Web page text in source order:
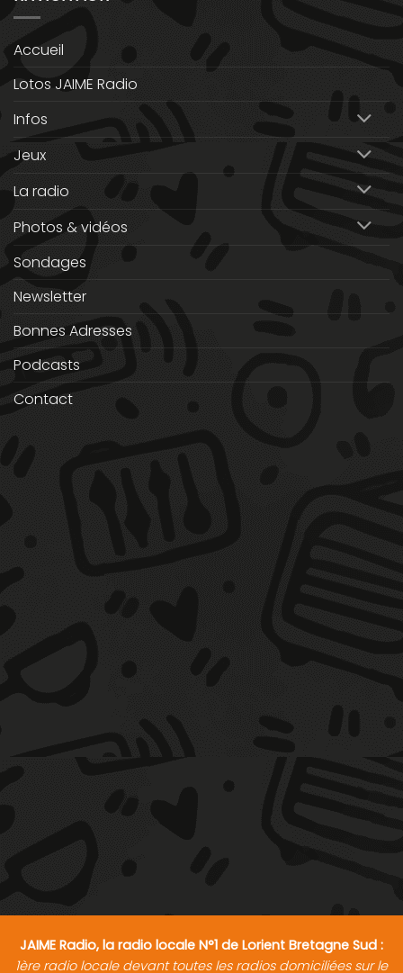
Accueil
Lotos JAIME Radio
Infos
Jeux
La radio
Photos & vidéos
Sondages
Newsletter
Bonnes Adresses
Podcasts
Contact
JAIME Radio, la radio locale N°1 de Lorient Bretagne Sud :
1ère radio locale devant toutes les radios domiciliées sur le